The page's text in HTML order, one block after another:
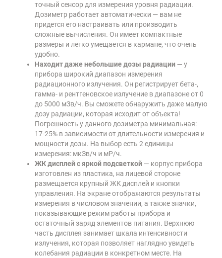
точный сенсор для измерения уровня радиации.
Дозиметр работает автоматически — вам не
придется его настраивать или производить
сложные вычисления. Он имеет компактные
размеры и легко умещается в кармане, что очень
удобно.
Находит даже небольшие дозы радиации — у
прибора широкий диапазон измерения
радиационного излучения. Он регистрирует бета-,
гамма- и рентгеновское излучение в диапазоне от 0
до 5000 мЗв/ч. Вы сможете обнаружить даже малую
дозу радиации, которая исходит от объекта!
Погрешность у данного дозиметра минимальная:
17-25% в зависимости от длительности измерения и
мощности дозы. На выбор есть 2 единицы
измерения: мкЗв/ч и мР/ч.
ЖК дисплей с яркой подсветкой — корпус прибора
изготовлен из пластика, на лицевой стороне
размещается крупный ЖК дисплей и кнопки
управления. На экране отображаются результаты
измерения в числовом значении, а также значки,
показывающие режим работы прибора и
остаточный заряд элементов питания. Верхнюю
часть дисплея занимает шкала интенсивности
излучения, которая позволяет наглядно увидеть
колебания радиации в конкретном месте. На